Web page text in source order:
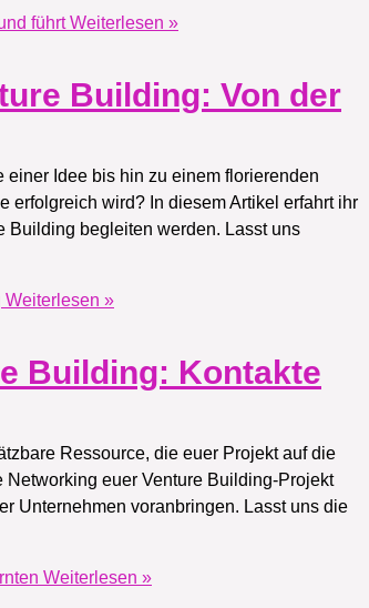
führtWeiterlesen »
Building: Von der
Idee bis hin zu einem florierenden
erfolgreich wird? In diesem Artikel erfahrt ihr
Building begleiten werden. Lasst uns
Weiterlesen »
Building: Kontakte
Ressource, die euer Projekt auf die
euer Venture Building-Projekt
Unternehmen voranbringen. Lasst uns die
Weiterlesen »